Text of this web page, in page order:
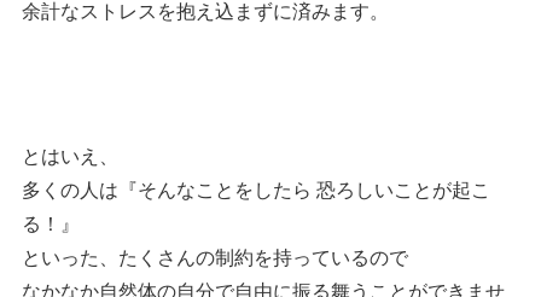
余計なストレスを抱え込まずに済みます。
とはいえ、
多くの人は『そんなことをしたら 恐ろしいことが起こ
る！』
といった、たくさんの制約を持っているので
なかなか自然体の自分で自由に振る舞うことができませ